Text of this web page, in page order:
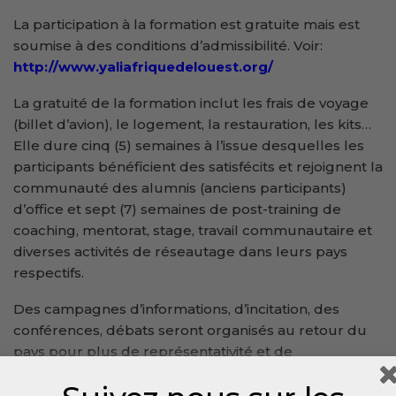
La participation à la formation est gratuite mais est
soumise à des conditions d’admissibilité. Voir:
http://www.yaliafriquedelouest.org/
La gratuité de la formation inclut les frais de voyage
(billet d’avion), le logement, la restauration, les kits…
Elle dure cinq (5) semaines à l’issue desquelles les
participants bénéficient des satisfécits et rejoignent la
communauté des alumnis (anciens participants)
d’office et sept (7) semaines de post-training de
coaching, mentorat, stage, travail communautaire et
diverses activités de réseautage dans leurs pays
respectifs.
Des campagnes d’informations, d’incitation, des
conférences, débats seront organisés au retour du
pays pour plus de représentativité et de